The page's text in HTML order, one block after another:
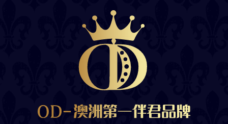
联系方式 招聘合作
布里斯班